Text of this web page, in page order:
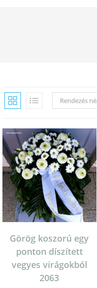
Rendezés
Görög koszorú egy
ponton díszített
vegyes virágokból
2063